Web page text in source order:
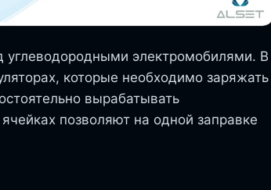
электромобилями. В
которые необходимо заряжать
вырабатывать
позволяют на одной заправке